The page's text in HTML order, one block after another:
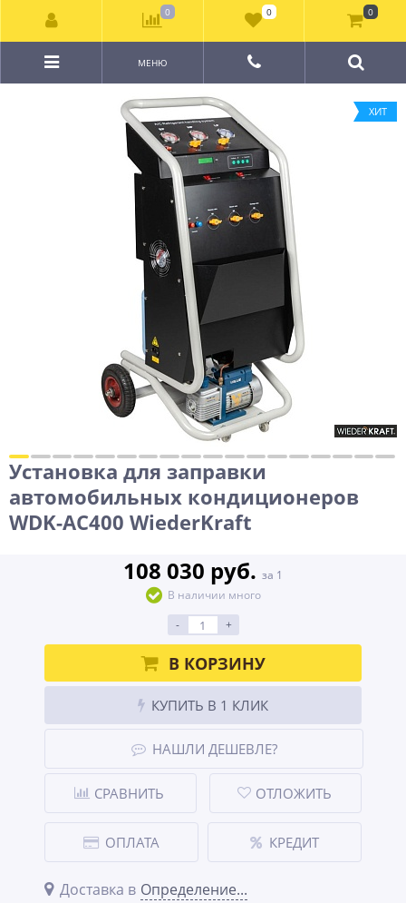
МЕНЮ
ХИТ
Установка для заправки
автомобильных кондиционеров
WDK-AC400 WiederKraft
108 030 руб. за 1
В наличии много
-
+
В КОРЗИНУ
КУПИТЬ В 1 КЛИК
НАШЛИ ДЕШЕВЛЕ?
СРАВНИТЬ ОТЛОЖИТЬ
ОПЛАТА КРЕДИТ
Доставка в Определение...
0 0 0